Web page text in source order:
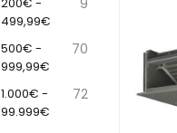
499,99€
9
500€ -
999,99€
70
1.000€ -
99.999€
72